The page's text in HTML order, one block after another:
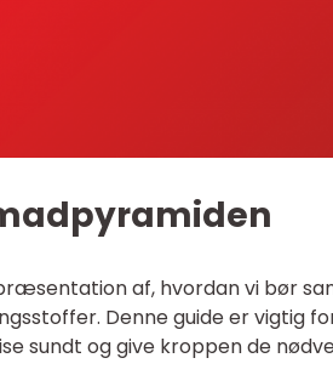
af, hvordan vi bør
Denne guide er vigtig
sundt og give kroppen de